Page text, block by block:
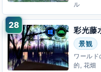
ル
彩光藤
景観
ワールド
的, 花畑